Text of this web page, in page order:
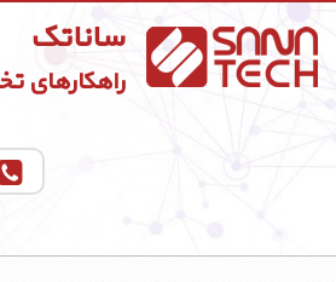
ساناتک